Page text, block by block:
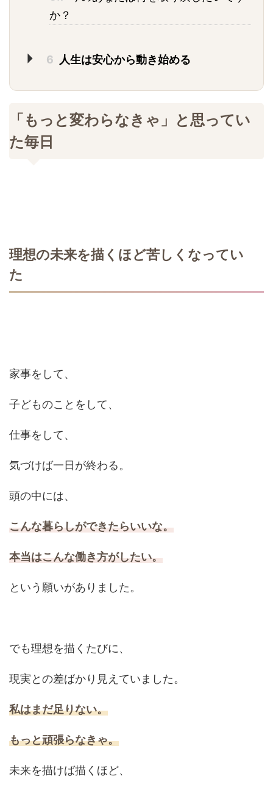
か？
6 人生は安心から動き始める
「もっと変わらなきゃ」と思ってい
た毎日
理想の未来を描くほど苦しくなってい
た
家事をして、
子どものことをして、
仕事をして、
気づけば一日が終わる。
頭の中には、
こんな暮らしができたらいいな。
本当はこんな働き方がしたい。
という願いがありました。
でも理想を描くたびに、
現実との差ばかり見えていました。
私はまだ足りない。
もっと頑張らなきゃ。
未来を描けば描くほど、